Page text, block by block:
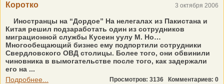
Коротко 3 октября 2006
Иностранцы на “Дордое” На нелегалах из Пакистана и
Китая решил подзаработать один из сотрудников
миграционной службы Кусеин уулу М. Но…
Многообещающий бизнес ему подпортили сотрудники
Свердловского ОВД столицы. Более того, они обвинили
чиновника в вымогательстве после того, как задержали
его на ...
Подробнее...
Просмотров: 3136 Комментариев: 0